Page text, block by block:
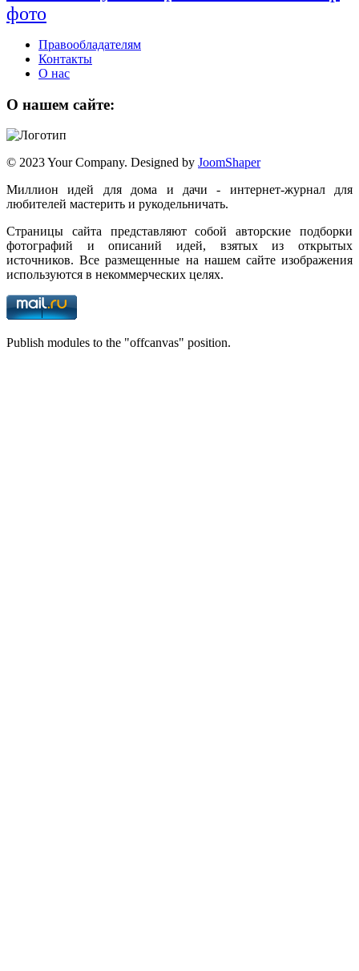
фото
Правообладателям
Контакты
О нас
О нашем сайте:
© 2023 Your Company. Designed by JoomShaper
Миллион идей для дома и дачи - интернет-журнал для
любителей мастерить и рукодельничать.
Страницы сайта представляют собой авторские подборки
фотографий и описаний идей, взятых из открытых
источников. Все размещенные на нашем сайте изображения
используются в некоммерческих целях.
Publish modules to the "offcanvas" position.